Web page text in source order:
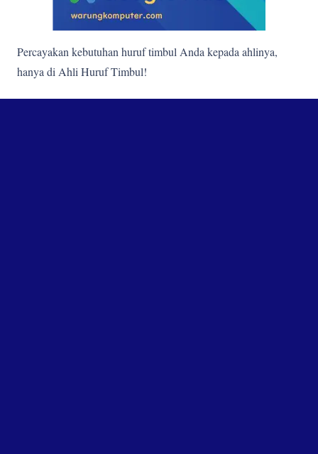
Percayakan kebutuhan huruf timbul Anda kepada ahlinya,
hanya di Ahli Huruf Timbul!